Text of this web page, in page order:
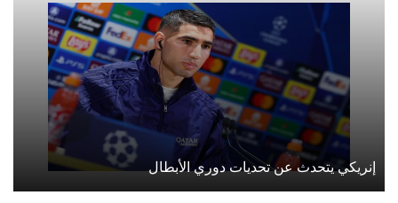
إنريكي يتحدث عن تحديات دوري الأبطال